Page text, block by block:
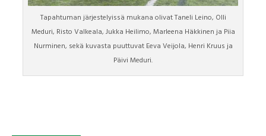
Tapahtuman järjestelyissä mukana olivat Taneli Leino, Olli
Meduri, Risto Valkeala, Jukka Heilimo, Marleena Häkkinen ja Piia
Nurminen, sekä kuvasta puuttuvat Eeva Veijola, Henri Kruus ja
Päivi Meduri.